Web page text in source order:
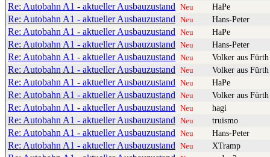
Re: Autobahn A1 - aktueller Ausbauzustand Neu HaPe
Re: Autobahn A1 - aktueller Ausbauzustand Neu Hans-Peter
Re: Autobahn A1 - aktueller Ausbauzustand Neu HaPe
Re: Autobahn A1 - aktueller Ausbauzustand Neu Hans-Peter
Re: Autobahn A1 - aktueller Ausbauzustand Neu Volker aus Fürth
Re: Autobahn A1 - aktueller Ausbauzustand Neu Volker aus Fürth
Re: Autobahn A1 - aktueller Ausbauzustand Neu HaPe
Re: Autobahn A1 - aktueller Ausbauzustand Neu Volker aus Fürth
Re: Autobahn A1 - aktueller Ausbauzustand Neu hagi
Re: Autobahn A1 - aktueller Ausbauzustand Neu truismo
Re: Autobahn A1 - aktueller Ausbauzustand Neu Hans-Peter
Re: Autobahn A1 - aktueller Ausbauzustand Neu XTramp